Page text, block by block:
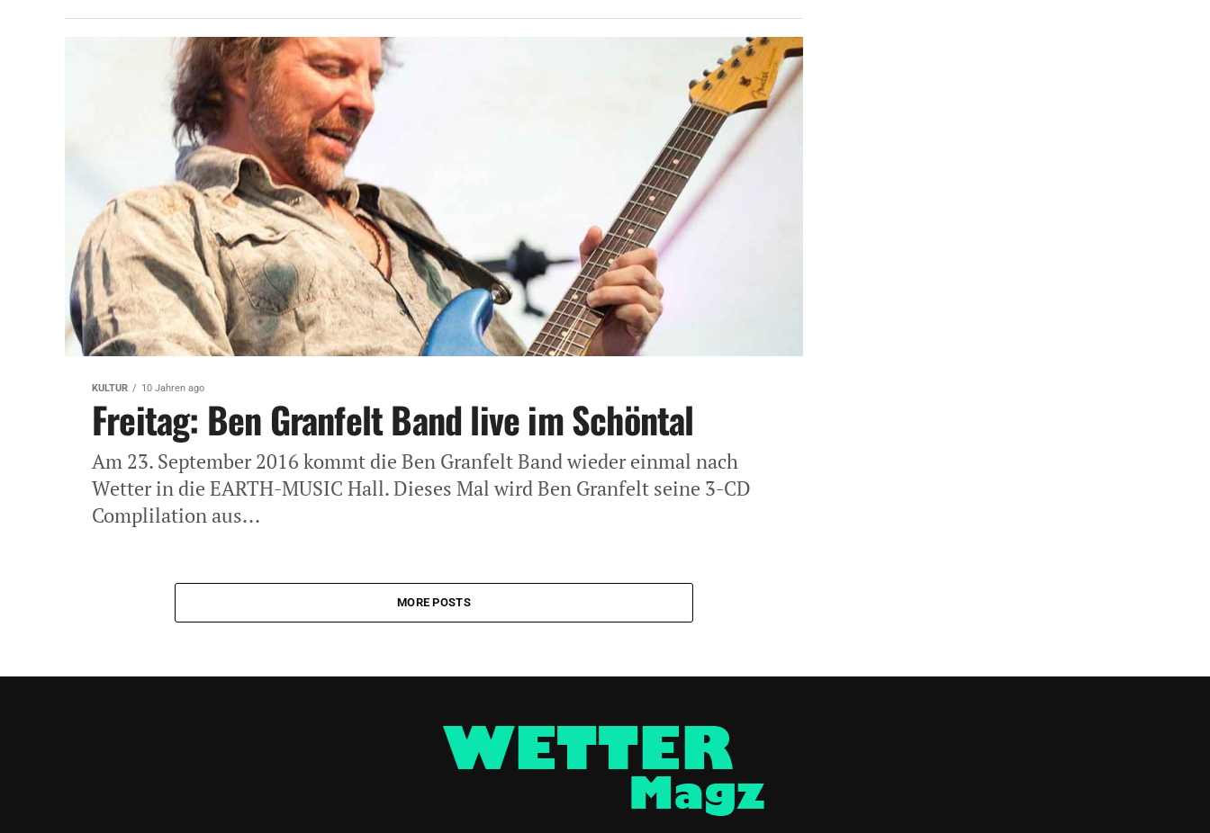
KULTUR 10 Jahren ago
Freitag: Ben Granfelt Band live im Schöntal
Am 23. September 2016 kommt die Ben Granfelt Band wieder einmal nach
Wetter in die EARTH-MUSIC Hall. Dieses Mal wird Ben Granfelt seine 3-CD
Complilation aus...
MORE POSTS